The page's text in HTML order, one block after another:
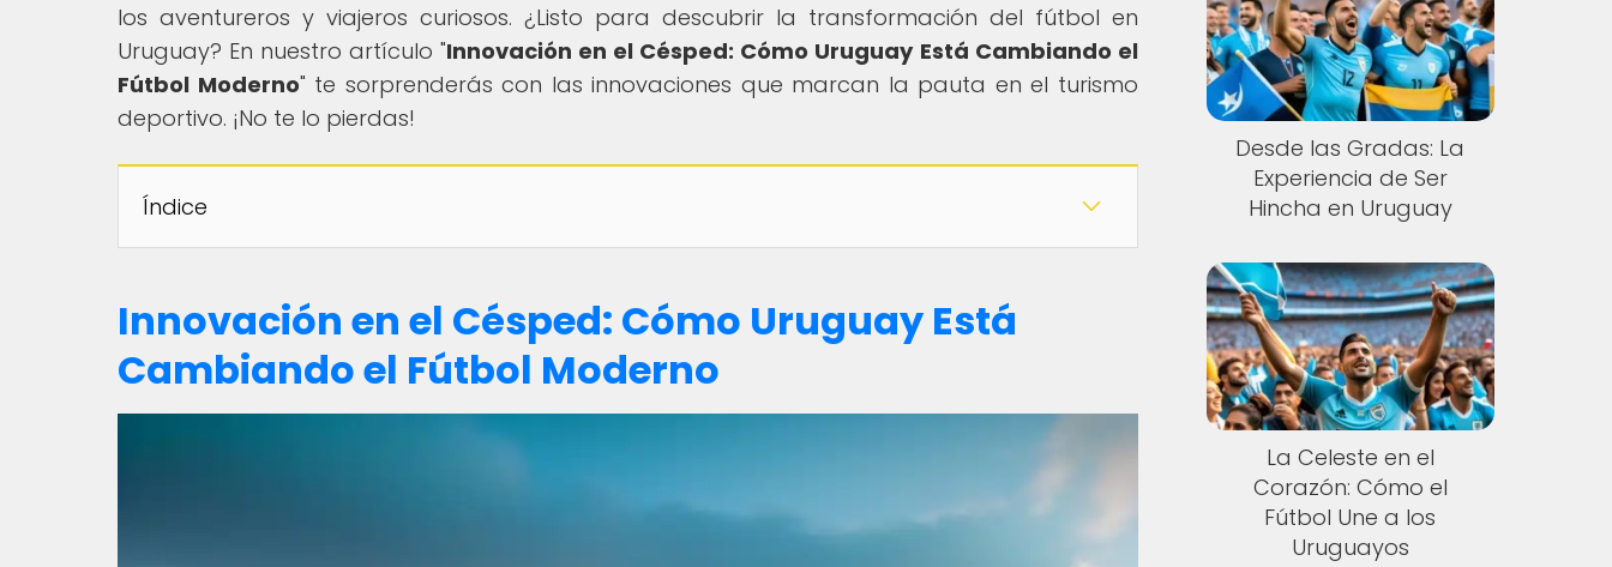
los aventureros y viajeros curiosos. ¿Listo para descubrir la transformación del fútbol en
Uruguay? En nuestro artículo "Innovación en el Césped: Cómo Uruguay Está Cambiando el
Fútbol Moderno" te sorprenderás con las innovaciones que marcan la pauta en el turismo
deportivo. ¡No te lo pierdas!
Índice
Innovación en el Césped: Cómo Uruguay Está
Cambiando el Fútbol Moderno
Desde las Gradas: La
Experiencia de Ser
Hincha en Uruguay
La Celeste en el
Corazón: Cómo el
Fútbol Une a los
Uruguayos